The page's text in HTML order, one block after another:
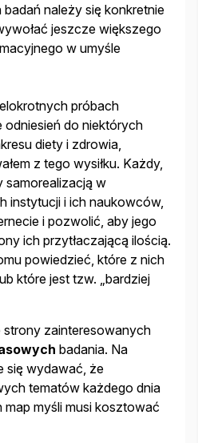
badań należy się konkretnie
jeszcze większego
w umyśle
próbach
odniesień do niektórych
diety i zdrowia,
z tego wysiłku. Każdy,
samorealizacją w
instytucji i ich naukowców,
i pozwolić, aby jego
ich przytłaczającą ilością.
powiedzieć, które z nich
które jest tzw. „bardziej
zainteresowanych
badania. Na
się wydawać, że
tematów każdego dnia
myśli musi kosztować